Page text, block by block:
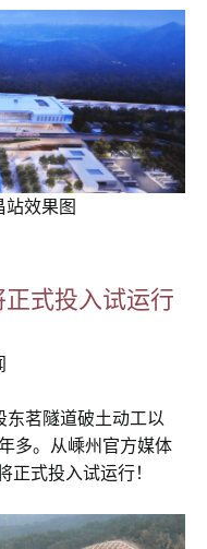
站效果图
式投入试运行
东茗隧道破土动工以
多。从嵊州官方媒体
式投入试运行！